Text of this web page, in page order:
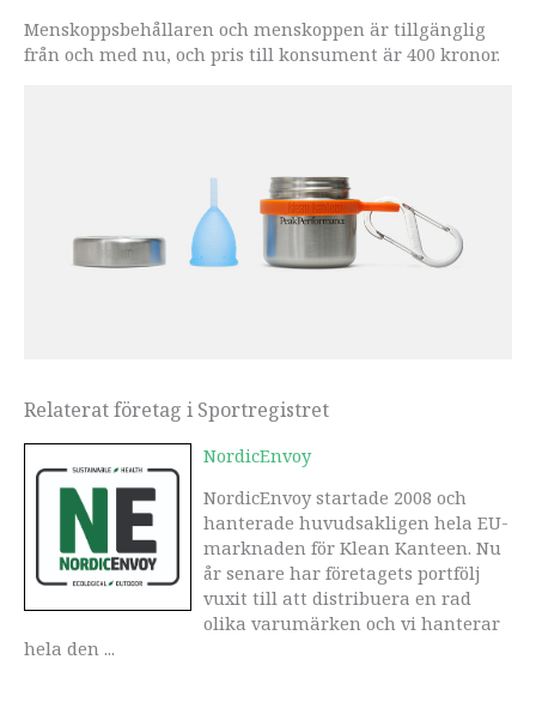
Menskoppsbehållaren och menskoppen är tillgänglig
från och med nu, och pris till konsument är 400 kronor.
Relaterat företag i Sportregistret
NordicEnvoy
NordicEnvoy startade 2008 och
hanterade huvudsakligen hela EU-
marknaden för Klean Kanteen. Nu
år senare har företagets portfölj
vuxit till att distribuera en rad
olika varumärken och vi hanterar
hela den ...